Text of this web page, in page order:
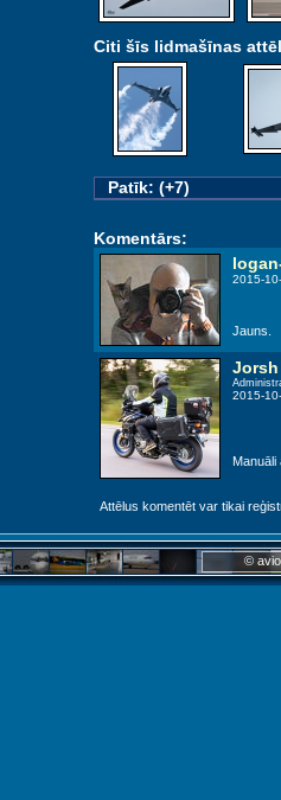
Citi šīs lidmašīnas
Patīk: (+7)
Komentārs:
2015-
Jauns.
Jorsh
2015-
Manuāli
Attēlus komentēt var tikai
©